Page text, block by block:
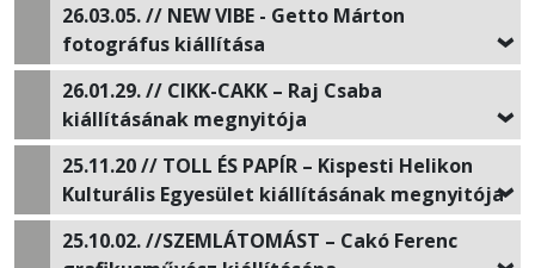
26.03.05. // NEW VIBE - Getto Márton
fotográfus kiállítása
26.01.29.// CIKK-CAKK – Raj Csaba
kiállításának megnyitója
25.11.20 // TOLL ÉS PAPÍR – Kispesti Helikon
Kulturális Egyesület kiállításának megnyitója
25.10.02.//SZEMLÁTOMÁST – Cakó Ferenc